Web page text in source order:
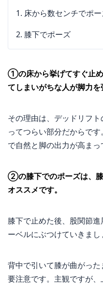
床から数センチでポ
膝下でポーズ
①の床から挙げてすぐ止
てしまいがちな人が脚力を
その理由は、デッドリフ
ってつらい部分だからで
で自然と脚の出力が高まっ
②の膝下でのポーズは、
オススメです。
膝下で止めた後、股関節
ーベルにぶつけていきまし
背中で引いて膝が曲がっ
要注意です。主観ですが